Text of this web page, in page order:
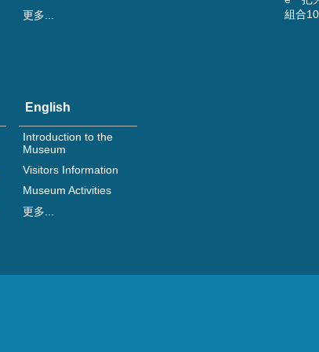
更多...
組合
English
Introduction to the
Museum
Visitors Information
Museum Activities
更多...